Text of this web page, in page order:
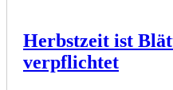
Herbstzeit ist
verpflichtet